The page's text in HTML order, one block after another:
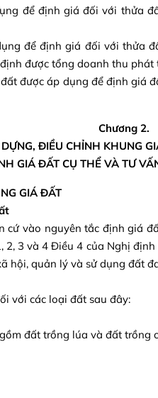
để định giá đối với thửa
để định giá đối với thửa
được tổng doanh thu
được áp dụng để định giá
Chương 2.
ĐIỀU CHỈNH KHUNG
GIÁ ĐẤT CỤ THỂ VÀ TƯ
GIÁ ĐẤT
cứ vào nguyên tắc định giá
3 và 4 Điều 4 của Nghị
hội, quản lý và sử dụng đất
với các loại đất sau đây:
đất trồng lúa và đất trồng